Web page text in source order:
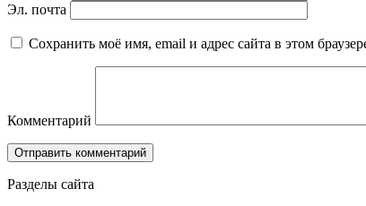
Эл. почта
Сохранить моё имя, email и адрес сайта в этом
Комментарий
Разделы сайта